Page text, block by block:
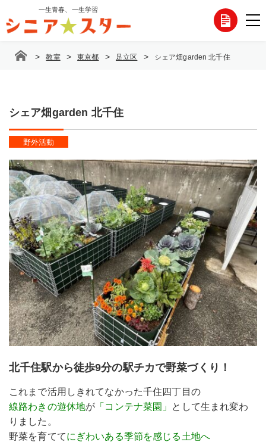
テ
一生青春、一生学習
各
わ
せ
> 教室 > 東京都 > 足立区 > シェア畑garden 北千住
シェア畑garden 北千住
野外活動
北千住駅から徒歩9分の駅チカで野菜づくり！
これまで活用しきれてなかった千住四丁目の
線路わきの遊休地が 「コンテナ菜園」 として生まれ変わ
りました。
野菜を育ててにぎわいある季節を感じる土地へ